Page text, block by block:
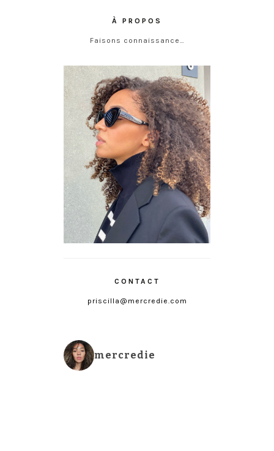
À PROPOS
Faisons connaissance…
CONTACT
priscilla@mercredie.com
mercredie